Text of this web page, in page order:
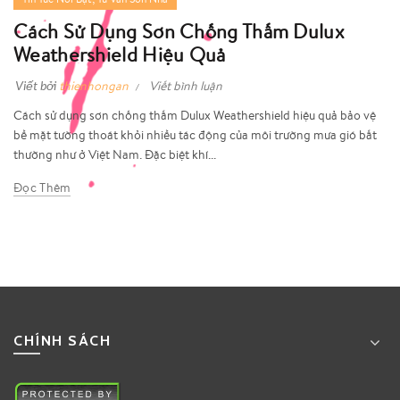
Cách Sử Dụng Sơn Chống Thấm Dulux
Weathershield Hiệu Quả
Viết bởi thienhongan
Viết bình luận
Cách sử dụng sơn chống thấm Dulux Weathershield hiệu quả bảo vệ
bề mặt tường thoát khỏi nhiều tác động của môi trường mưa gió bất
thường như ở Việt Nam. Đặc biệt khí...
Đọc Thêm
CHÍNH SÁCH